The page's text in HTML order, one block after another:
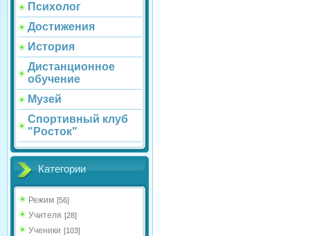
Психолог
Достижения
История
Дистанционное
обучение
Музей
Спортивный клуб
"Росток"
Категории
Режим [56]
Учителя [28]
Ученики [103]